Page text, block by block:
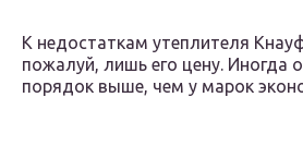
К недостаткам утеплителя
пожалуй, лишь его цену. Иногда
порядок выше, чем у марок